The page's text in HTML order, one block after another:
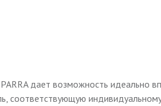
дает возможность идеально
соответствующую